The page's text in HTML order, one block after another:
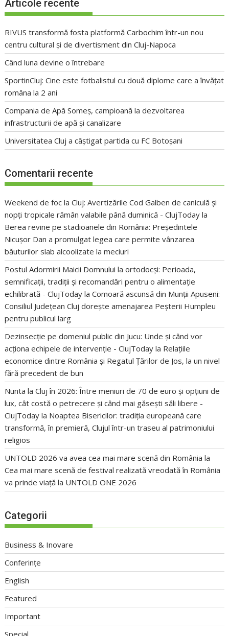
Articole recente
RIVUS transformă fosta platformă Carbochim într-un nou
centru cultural și de divertisment din Cluj-Napoca
Când luna devine o întrebare
SportinCluj: Cine este fotbalistul cu două diplome care a învățat
româna la 2 ani
Compania de Apă Someș, campioană la dezvoltarea
infrastructurii de apă și canalizare
Universitatea Cluj a câștigat partida cu FC Botoșani
Comentarii recente
Weekend de foc la Cluj: Avertizările Cod Galben de caniculă și
nopți tropicale rămân valabile până duminică - ClujToday la
Berea revine pe stadioanele din România: Președintele
Nicușor Dan a promulgat legea care permite vânzarea
băuturilor slab alcoolizate la meciuri
Postul Adormirii Maicii Domnului la ortodocși: Perioada,
semnificații, tradiții și recomandări pentru o alimentație
echilibrată - ClujToday laComoară ascunsă din Munții Apuseni:
Consiliul Județean Cluj dorește amenajarea Peșterii Humpleu
pentru publicul larg
Dezinsecție pe domeniul public din Jucu: Unde și când vor
acționa echipele de intervenție - ClujToday la Relațiile
economice dintre România și Regatul Țărilor de Jos, la un nivel
fără precedent de bun
Nunta la Cluj în 2026: Între meniuri de 70 de euro și opțiuni de
lux, cât costă o petrecere și când mai găsești săli libere -
ClujToday la Noaptea Bisericilor: tradiția europeană care
transformă, în premieră, Clujul într-un traseu al patrimoniului
religios
UNTOLD 2026 va avea cea mai mare scenă din România la
Cea mai mare scenă de festival realizată vreodată în România
va prinde viață la UNTOLD ONE 2026
Categorii
Business & Inovare
Conferințe
English
Featured
Important
Special